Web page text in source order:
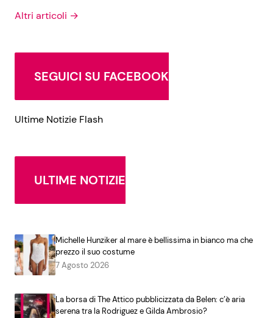
Altri articoli →
SEGUICI SU FACEBOOK
Ultime Notizie Flash
ULTIME NOTIZIE
Michelle Hunziker al mare è bellissima in bianco ma che
prezzo il suo costume
7 Agosto 2026
La borsa di The Attico pubblicizzata da Belen: c’è aria
serena tra la Rodriguez e Gilda Ambrosio?